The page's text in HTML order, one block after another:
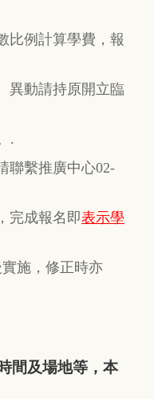
比例計算學費，報
異動請持原開立臨
.
聯繫推廣中心02-
完成報名即表示學
施，修正時亦
間及場地等，本